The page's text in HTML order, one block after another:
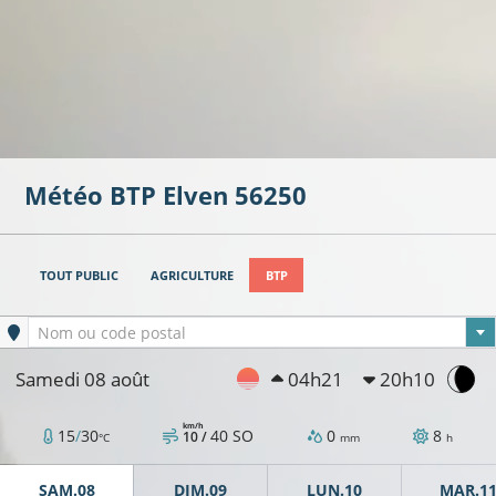
Météo BTP Elven 56250
TOUT PUBLIC AGRICULTURE BTP
Ville sélectionnée
Nom ou code postal
Samedi 08 août 04h21 20h10
15/30°C 10 /
km/h 40 SO 0 mm 8 h
SAM.08 DIM.09 LUN.10 MAR.11